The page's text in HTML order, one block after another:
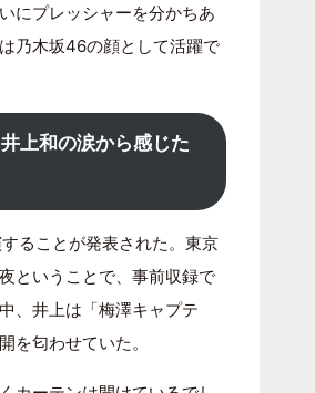
にプレッシャーを分かちあ
乃木坂46の顔として活躍で
上和の涙から感じた
ることが発表された。東京
ということで、事前収録で
、井上は「梅澤キャプテ
を匂わせていた。